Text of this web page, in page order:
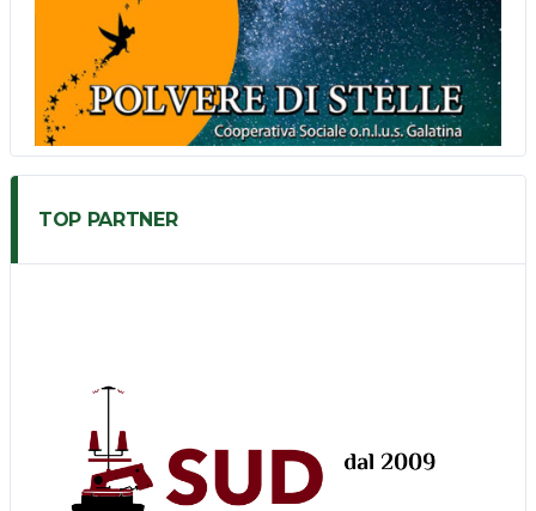
TOP PARTNER